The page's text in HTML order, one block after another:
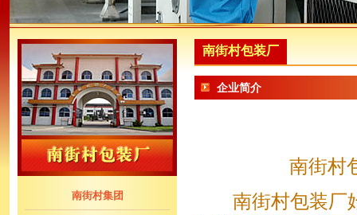
南街村集团
南街村包装厂
企业简介
南街村
南街村包装厂